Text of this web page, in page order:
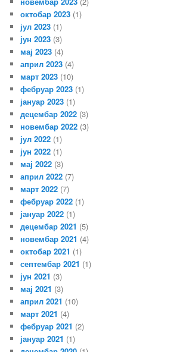
октобар 2023 (1)
јул 2023 (1)
јун 2023 (3)
мај 2023 (4)
април 2023 (4)
март 2023 (10)
фебруар 2023 (1)
јануар 2023 (1)
децембар 2022 (3)
новембар 2022 (3)
јул 2022 (1)
јун 2022 (1)
мај 2022 (3)
април 2022 (7)
март 2022 (7)
фебруар 2022 (1)
јануар 2022 (1)
децембар 2021 (5)
новембар 2021 (4)
октобар 2021 (1)
септембар 2021 (1)
јун 2021 (3)
мај 2021 (3)
април 2021 (10)
март 2021 (4)
фебруар 2021 (2)
јануар 2021 (1)